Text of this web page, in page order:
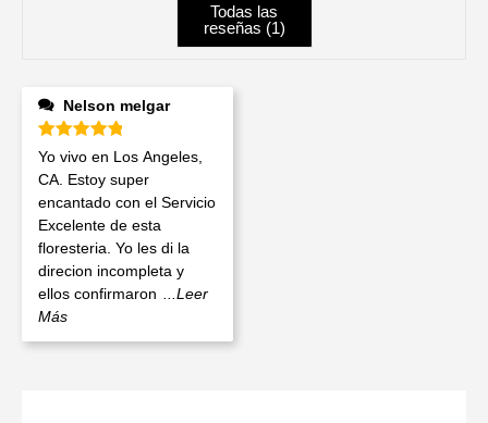
Todas las
reseñas (1)
Nelson melgar
Valorado en de 5
Yo vivo en Los Angeles,
CA. Estoy super
encantado con el Servicio
Excelente de esta
floresteria. Yo les di la
direcion incompleta y
ellos confirmaron
...Leer
Más